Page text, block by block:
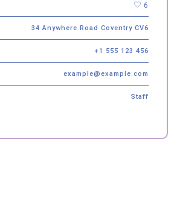
6
34 Anywhere Road Coventry CV6
+1 555 123 456
example@example.com
Staff